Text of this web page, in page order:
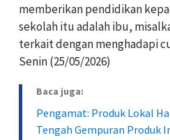
memberikan pendidikan
sekolah itu adalah ibu,
terkait dengan menghadapi
Senin (25/05/2026)
Baca juga:
Pengamat: Produk Lokal
Tengah Gempuran Produk